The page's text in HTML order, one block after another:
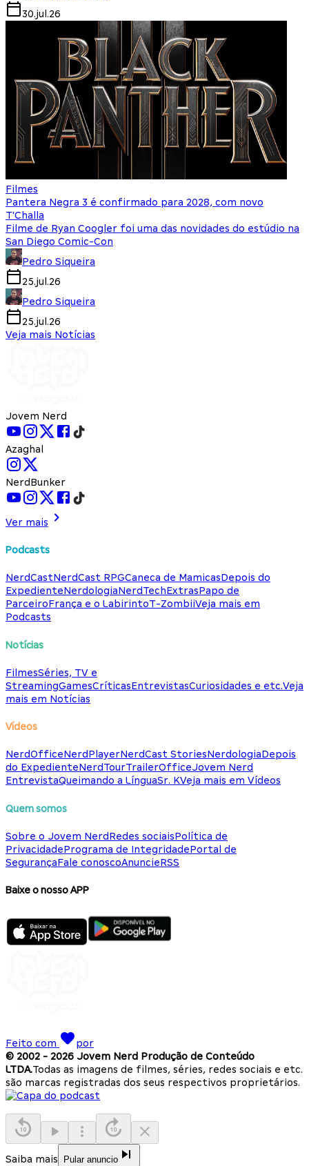
30.jul.26
Filmes
Pantera Negra 3 é confirmado para 2028, com novo
T'Challa
Filme de Ryan Coogler foi uma das novidades do estúdio na
San Diego Comic-Con
Pedro Siqueira
25.jul.26
Pedro Siqueira
25.jul.26
Veja mais Notícias
Jovem Nerd
Azaghal
NerdBunker
Ver mais
Podcasts
NerdCastNerdCast RPGCaneca de MamicasDepois do
ExpedienteNerdologiaNerdTechExtrasPapo de
ParceiroFrança e o LabirintoT-ZombiiVeja mais em
Podcasts
Notícias
FilmesSéries, TV e
StreamingGamesCríticasEntrevistasCuriosidades e etc.Veja
mais em Notícias
Vídeos
NerdOfficeNerdPlayerNerdCast StoriesNerdologiaDepois
do ExpedienteNerdTourTrailerOfficeJovem Nerd
EntrevistaQueimando a LínguaSr. KVeja mais em Vídeos
Quem somos
Sobre o Jovem NerdRedes sociaisPolítica de
PrivacidadePrograma de IntegridadePortal de
SegurançaFale conoscoAnuncieRSS
Baixe o nosso APP
Feito com
por
© 2002 - 2026 Jovem Nerd Produção de Conteúdo
LTDA.Todas as imagens de filmes, séries, redes sociais e etc.
são marcas registradas dos seus respectivos proprietários.
Saiba mais Pular anuncio